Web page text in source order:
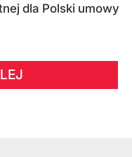
dla Polski umowy